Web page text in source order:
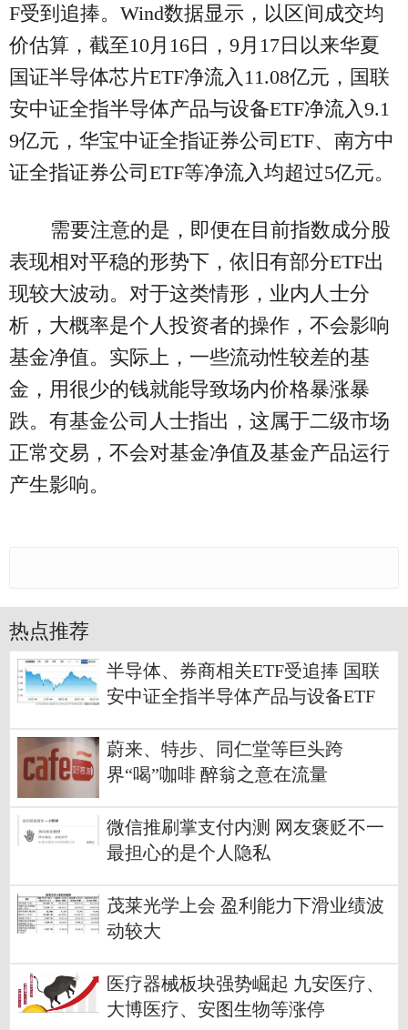
F受到追捧。Wind数据显示，以区间成交均
价估算，截至10月16日，9月17日以来华夏
国证半导体芯片ETF净流入11.08亿元，国联
安中证全指半导体产品与设备ETF净流入9.1
9亿元，华宝中证全指证券公司ETF、南方中
证全指证券公司ETF等净流入均超过5亿元。
需要注意的是，即便在目前指数成分股
表现相对平稳的形势下，依旧有部分ETF出
现较大波动。对于这类情形，业内人士分
析，大概率是个人投资者的操作，不会影响
基金净值。实际上，一些流动性较差的基
金，用很少的钱就能导致场内价格暴涨暴
跌。有基金公司人士指出，这属于二级市场
正常交易，不会对基金净值及基金产品运行
产生影响。
热点推荐
半导体、券商相关ETF受追捧 国联
安中证全指半导体产品与设备ETF
蔚来、特步、同仁堂等巨头跨
界“喝”咖啡 醉翁之意在流量
微信推刷掌支付内测 网友褒贬不一
最担心的是个人隐私
茂莱光学上会 盈利能力下滑业绩波
动较大
医疗器械板块强势崛起 九安医疗、
大博医疗、安图生物等涨停